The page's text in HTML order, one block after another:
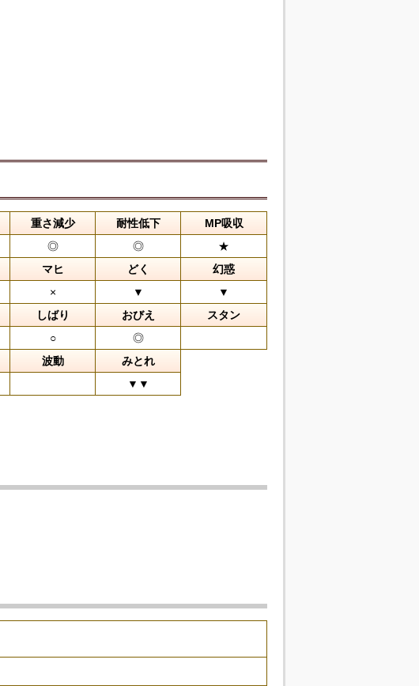
重さ減少 耐性低下
MP吸収
◎ ◎
★
マヒ どく
幻惑
× ▼
▼
しばり おびえ
スタン
○
◎
波動
みとれ
▼▼